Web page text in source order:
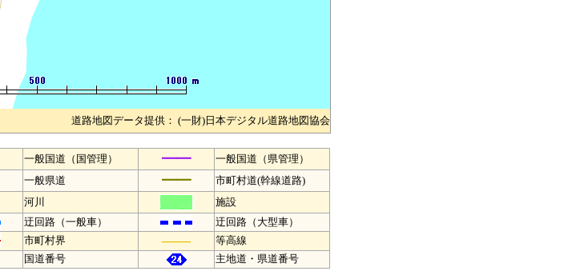
道路地図データ提供： (一財)日本デジタル道路地図協会
一般国道（国管理） ━━ 一般国道（県管理）
一般県道 ━━ 市町村道(幹線道路)
河川
施設
迂回路（一般車）
迂回路（大型車）
市町村界 ――
等高線
国道番号 主地道・県道番号